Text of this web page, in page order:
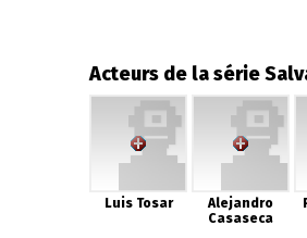
Acteurs de la série
Luis Tosar
Alejandro
Casaseca